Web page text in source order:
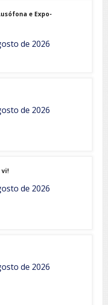
e Expo-
de 2026
de 2026
vi!
de 2026
de 2026